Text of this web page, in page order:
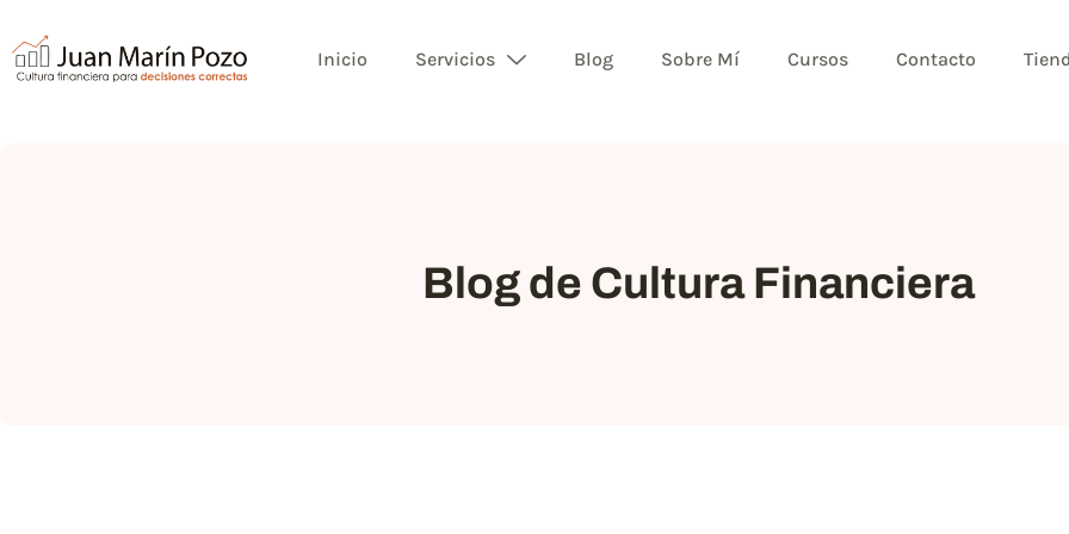
Inicio Servicios Blog Sobre Mí Cursos Contacto
Blog de Cultura Financiera